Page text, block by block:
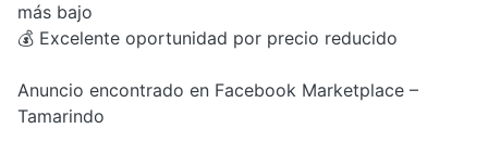
más bajo
💰 Excelente oportunidad por precio reducido
Anuncio encontrado en Facebook Marketplace –
Tamarindo